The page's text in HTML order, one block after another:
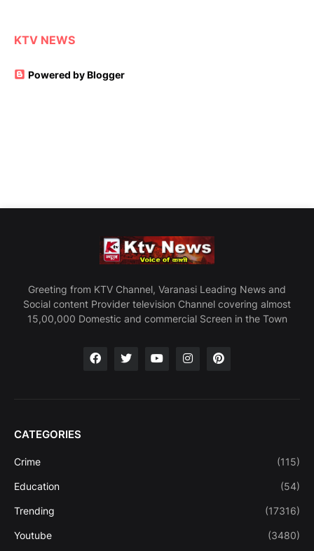
KTV NEWS
Powered by Blogger
Greeting from KTV Channel, Varanasi Leading News and
Social content Provider television Channel covering almost
15,00,000 Domestic and commercial Screen in the Town
CATEGORIES
Crime (115)
Education (54)
Trending (17316)
Youtube (3480)